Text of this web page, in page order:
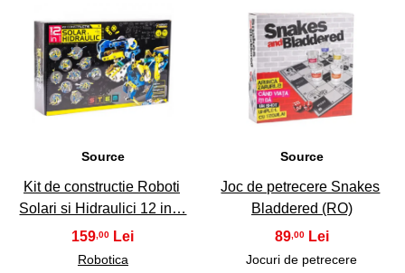
37
Source
Kit de constructie Roboti
Solari si Hidraulici 12 in…
159 ,00
Robotica
38
Source
Joc de petrecere Snakes
Bladdered (RO)
89,00
Jocuri de petrecere